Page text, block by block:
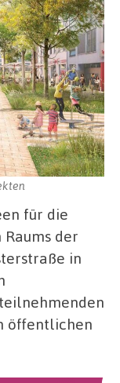
für die
der
in
öffentlichen